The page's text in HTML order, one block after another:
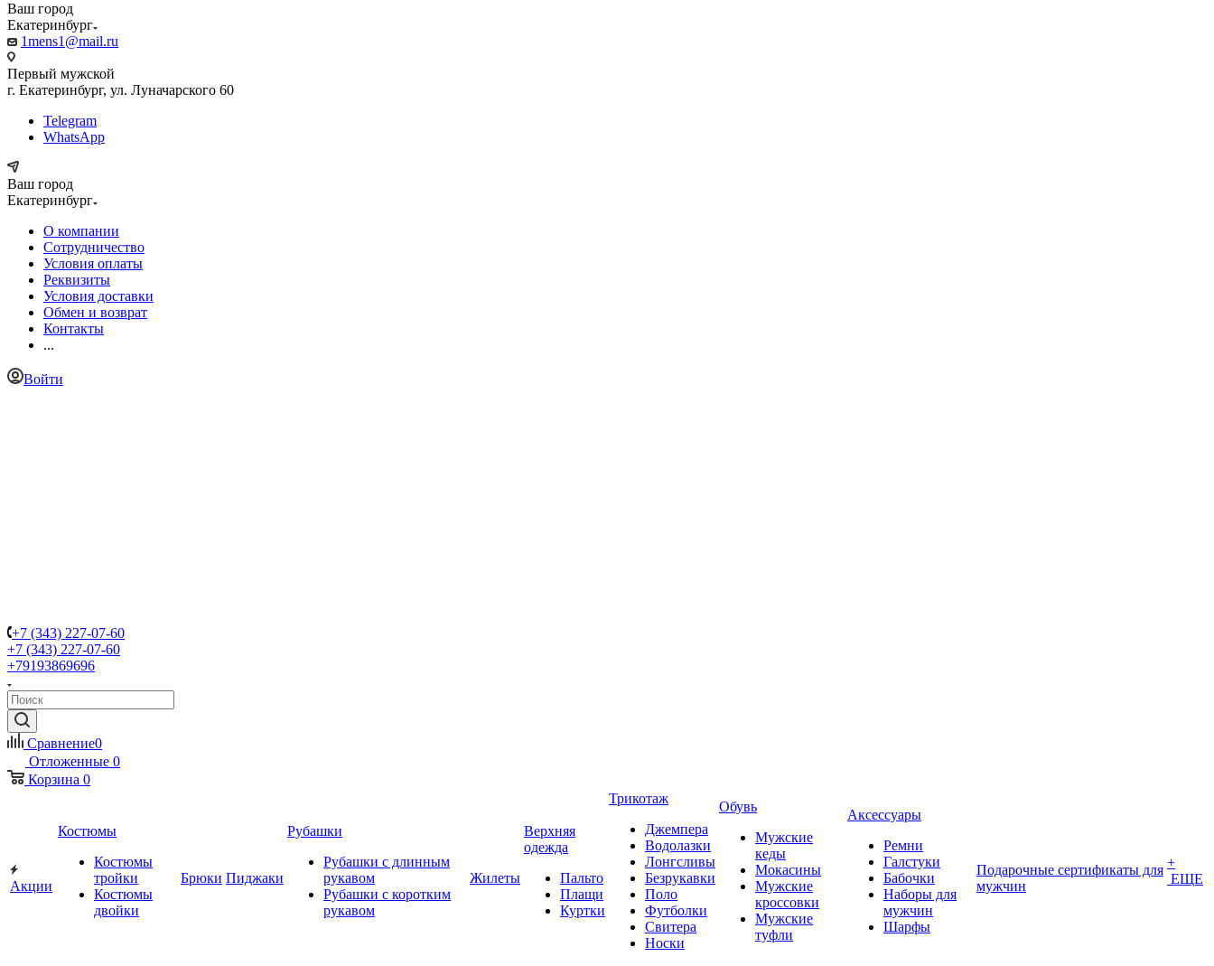
Ваш город
Екатеринбург
1mens1@mail.ru
Первый мужской
г. Екатеринбург, ул. Луначарского 60
Telegram
WhatsApp
Ваш город
Екатеринбург
О компании
Сотрудничество
Условия оплаты
Реквизиты
Условия доставки
Обмен и возврат
Контакты
...
Войти
+7 (343) 227-07-60
+7 (343) 227-07-60
+79193869696
Сравнение0
Отложенные 0
Корзина 0
Акции
Костюмы
Костюмы
тройки
Костюмы
двойки
Брюки Пиджаки
Рубашки
Рубашки с длинным
рукавом
Рубашки с коротким
рукавом
Жилеты
Верхняя
одежда
Пальто
Плащи
Куртки
Трикотаж
Джемпера
Водолазки
Лонгсливы
Безрукавки
Поло
Футболки
Свитера
Носки
Обувь
Мужские
кеды
Мокасины
Мужские
кроссовки
Мужские
туфли
Аксессуары
Ремни
Галстуки
Бабочки
Наборы для
мужчин
Шарфы
Подарочные сертификаты для
мужчин
+
ЕЩЕ